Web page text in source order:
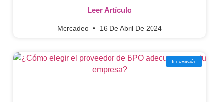
Leer Artículo
Mercadeo 16 De Abril De 2024
Innovación